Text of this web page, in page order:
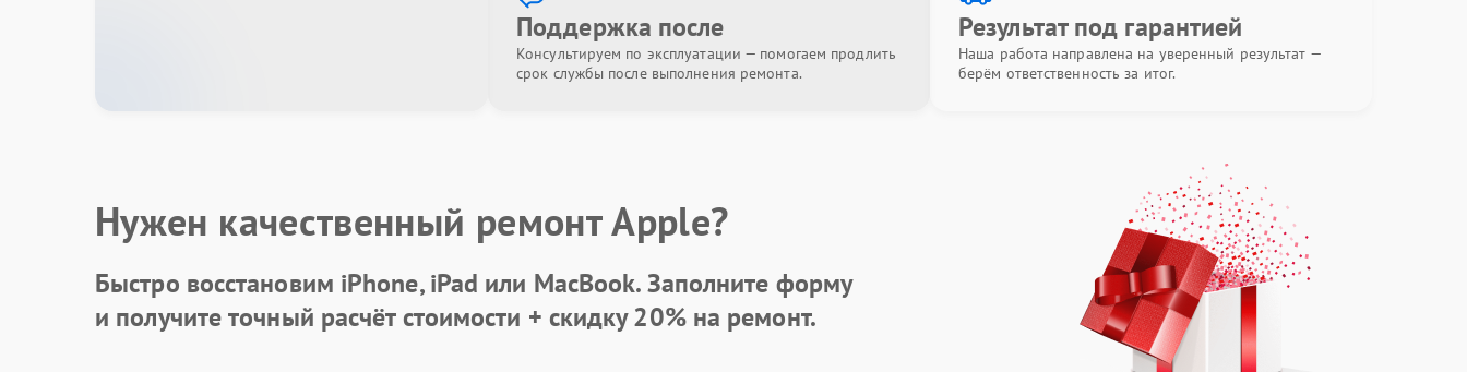
Поддержка после
Консультируем по эксплуатации — помогаем продлить
срок службы после выполнения ремонта.
Результат под гарантией
Наша работа направлена на уверенный результат —
берём ответственность за итог.
Нужен качественный ремонт Apple?
Быстро восстановим iPhone, iPad или MacBook.Заполните форму
и получите точный расчёт стоимости + скидку 20%на ремонт.